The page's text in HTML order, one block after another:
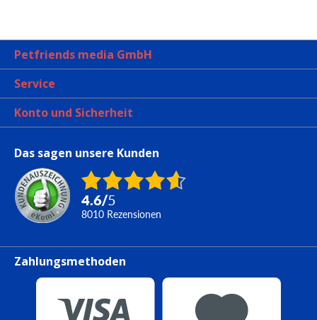
Petfriends media GmbH
Service
Konto und Sicherheit
Das sagen unsere Kunden
4.6/5
8010 Rezensionen
Zahlungsmethoden